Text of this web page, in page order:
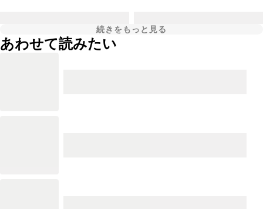
続きをもっと見る
あわせて読みたい